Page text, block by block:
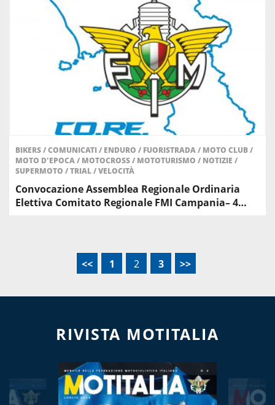
BIKERS/COMUNICATI/ ENDURO / FUORISTRADA/ MOTO CLUB/
MOTO D'EPOCA/ MOTOCROSS/ MOTOTURISMO / NOTIZIE /
SUPERMOTO /TRIAL/VELOCITÀ
Convocazione Assemblea Regionale Ordinaria
Elettiva Comitato Regionale FMI Campania– 4…
<< 1 2 3 >>
RIVISTA MOTITALIA